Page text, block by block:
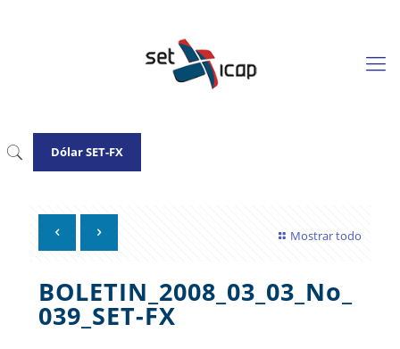
Dólar SET-FX
Mostrar todo
BOLETIN_2008_03_03_No_
039_SET-FX